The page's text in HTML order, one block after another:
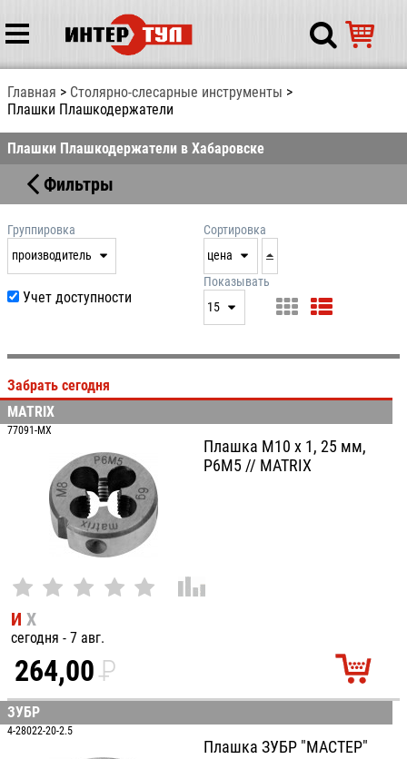
Главная
Столярно-слесарные инструменты
Плашки Плашкодержатели
Плашки Плашкодержатели в Хабаровске
Фильтры
Группировка
производитель
производитель
Сортировка
цена
дата
цена
артикул
Учет доступности
Показывать
15
25
Забрать сегодня
MATRIX
77091-MX
Плашка М10 х 1, 25 мм,
Р6М5 // MATRIX
И Х
сегодня - 7 авг.
264,00P
УБ.
ЗУБР
4-28022-20-2.5
Плашка ЗУБР "МАСТЕР"